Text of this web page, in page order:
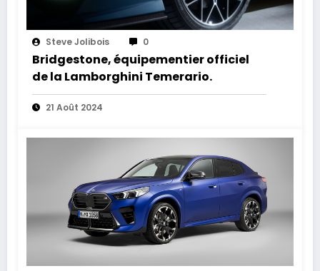
Steve Jolibois 0
Bridgestone, équipementier officiel
de la Lamborghini Temerario.
21 Août 2024